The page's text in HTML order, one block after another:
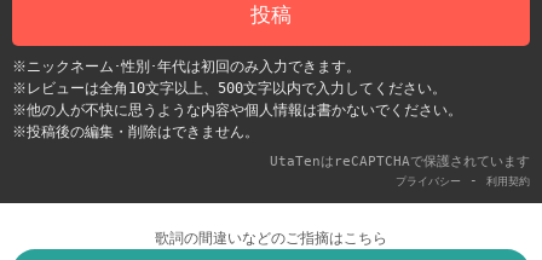
投稿
※ニックネーム･性別･年代は初回のみ入力できます。
※レビューは全角10文字以上、500文字以内で入力してください。
※他の人が不快に思うような内容や個人情報は書かないでください。
※投稿後の編集・削除はできません。
UtaTenはreCAPTCHAで保護されています
プライバシー - 利用契約
歌詞の間違いなどのご指摘はこちら